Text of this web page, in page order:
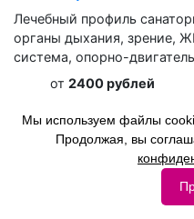
Лечебный профиль
органы дыхания, зрение,
система, опорно-
от 2400 рублей
Забронировать
Мы используем файлы
Продолжая, вы